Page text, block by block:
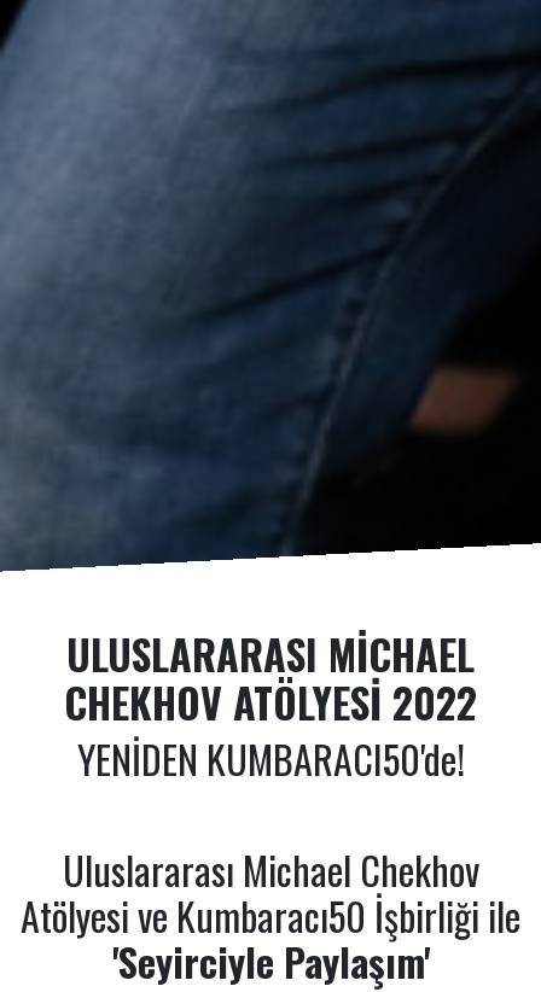
ULUSLARARASI MICHAEL
CHEKHOV ATÖLYESI 2022
YENİDEN KUMBARACI50'de!
Uluslararası Michael Chekhov
Atölyesi ve Kumbaracı50 İşbirliği ile
'Seyirciyle Paylaşım'